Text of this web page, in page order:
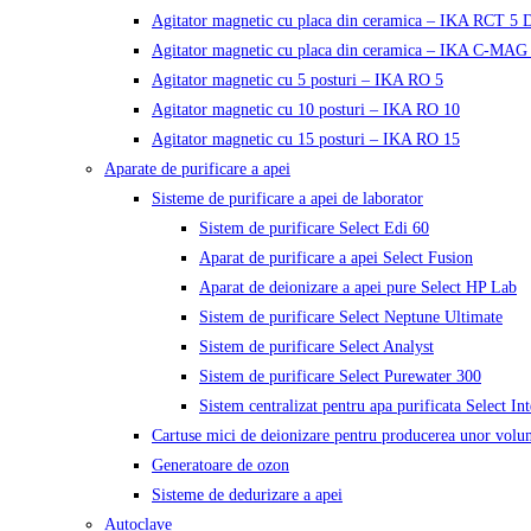
Agitator magnetic cu placa din ceramica – IKA RCT 5
Agitator magnetic cu placa din ceramica – IKA C-MAG
Agitator magnetic cu 5 posturi – IKA RO 5
Agitator magnetic cu 10 posturi – IKA RO 10
Agitator magnetic cu 15 posturi – IKA RO 15
Aparate de purificare a apei
Sisteme de purificare a apei de laborator
Sistem de purificare Select Edi 60
Aparat de purificare a apei Select Fusion
Aparat de deionizare a apei pure Select HP Lab
Sistem de purificare Select Neptune Ultimate
Sistem de purificare Select Analyst
Sistem de purificare Select Purewater 300
Sistem centralizat pentru apa purificata Select
Cartuse mici de deionizare pentru producerea unor
Generatoare de ozon
Sisteme de dedurizare a apei
Autoclave